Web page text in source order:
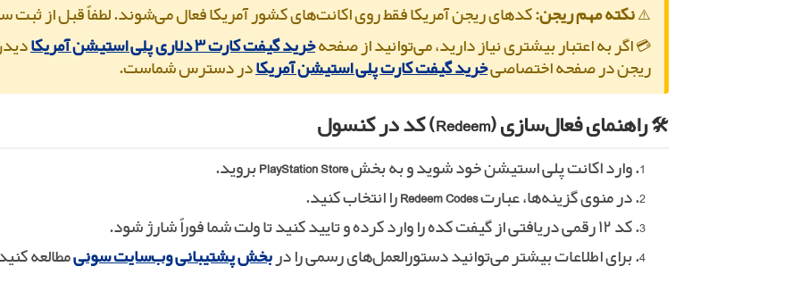
⚠️نکته مهم ریجن:کدهای ریجن آمریکا فقط روی اکانت‌های کشور آمریکا فعال می‌شوند. لطفاً قبل از
💳 اگر به اعتبار بیشتری نیاز دارید، می‌توانید از صفحهخرید گیفت کارت ۳ دلاری پلی استیشن آمریکا
ریجن در صفحه اختصاصیخرید گیفت کارت پلی استیشن آمریکادر دسترس شماست.
🛠️ راهنمای فعال‌سازی (Redeem) کد در کنسول
وارد اکانت پلی استیشن خود شوید و به بخشPlayStation Storeبروید.
در منوی گزینه‌ها، عبارتRedeem Codesرا انتخاب کنید.
کد ۱۲ رقمی دریافتی از گیفت کده را وارد کرده و تایید کنید تا ولت شما فوراً شارژ شود.
برای اطلاعات بیشتر می‌توانید دستورالعمل‌های رسمی را در بخش پشتیبانی وب‌سایت سونیمطالعه